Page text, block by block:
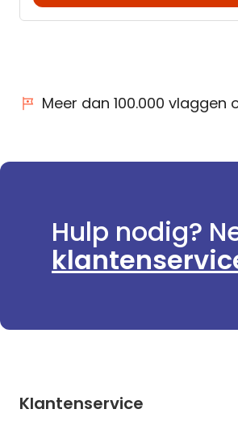
Meer dan 100.000 vlaggen
Hulp nodig?
Klantenservice